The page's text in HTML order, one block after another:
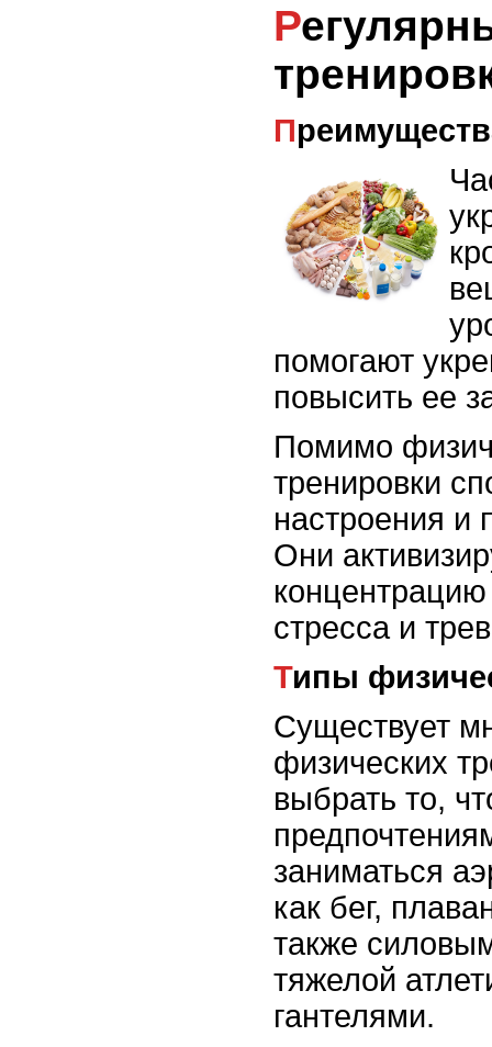
Регулярные физические
помогают
повысить ее
Помимо
тренировки
настроения и
Они
стресса и
Типы
Существует
физических
выбрать то,
заниматься
как бег,
также
тяжелой
гантелями.